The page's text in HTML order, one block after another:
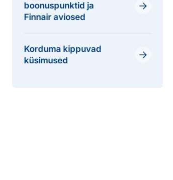
boonuspunktid ja
Finnair aviosed
Korduma kippuvad
küsimused